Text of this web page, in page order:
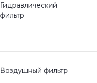
Гидравлический
фильтр
Воздушный фильтр